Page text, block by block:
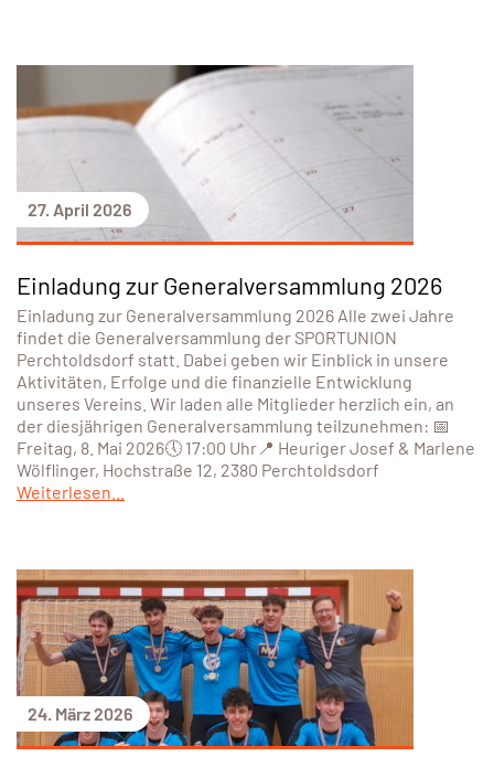
27. April 2026
Einladung zur Generalversammlung 2026
Einladung zur Generalversammlung 2026 Alle zwei Jahre
findet die Generalversammlung der SPORTUNION
Perchtoldsdorf statt. Dabei geben wir Einblick in unsere
Aktivitäten, Erfolge und die finanzielle Entwicklung
unseres Vereins. Wir laden alle Mitglieder herzlich ein, an
der diesjährigen Generalversammlung teilzunehmen: 📅
Freitag, 8. Mai 2026🕔 17:00 Uhr📍 Heuriger Josef & Marlene
Wölflinger, Hochstraße 12, 2380 Perchtoldsdorf
Weiterlesen...
24. März 2026